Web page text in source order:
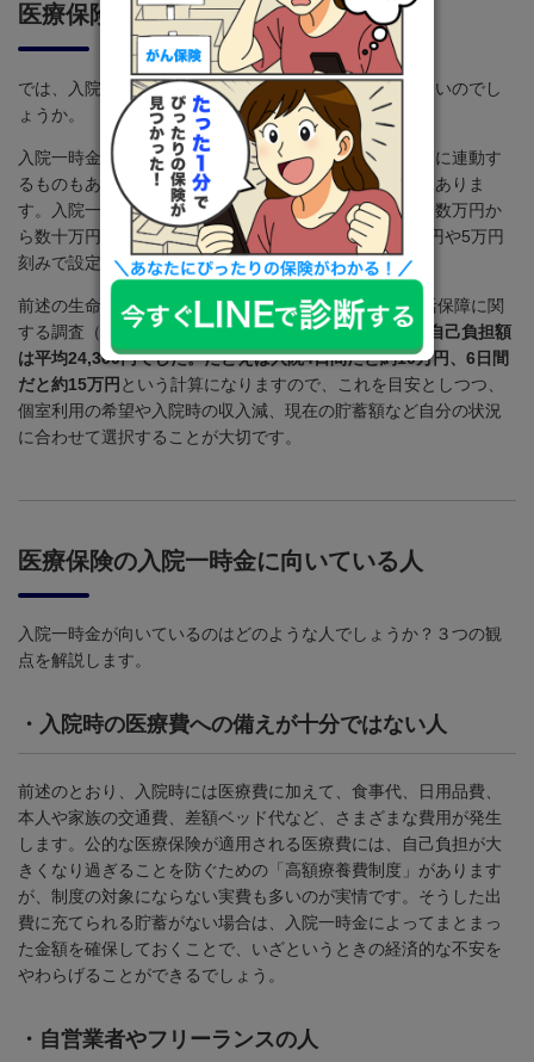
医療保険の入院一時金の目安
では、入院一時金はいくらくらいを目安に設定すればよいのでし
ょうか。
入院一時金の設定方法は商品によって異なり、入院日額に連動す
るものもあれば、一定の範囲内で金額を選べるタイプもありま
す。入院一時金の設定額は商品によって異なりますが、数万円か
ら数十万円程度の範囲で選べる商品が多くみられ、
万円や5万円
刻みで設定できます。
前述の生命保険文化センター「2025（令和7）年度 生活保障に関
する調査（速報版）」によると、入院時の1日あたりの自己負担額
は平均24,300円でした。たとえば入院4日間だと約10万円、6日間
だと約15万円という計算になりますので、これを目安としつつ、
個室利用の希望や入院時の収入減、現在の貯蓄額など自分の状況
に合わせて選択することが大切です。
医療保険の入院一時金に向いている人
入院一時金が向いているのはどのような人でしょうか？３つの観
点を解説します。
・ 入院時の医療費への備えが十分ではない人
前述のとおり、入院時には医療費に加えて、食事代、日用品費、
本人や家族の交通費、差額ベッド代など、さまざまな費用が発生
します。公的な医療保険が適用される医療費には、自己負担が大
きくなり過ぎることを防ぐための「高額療養費制度」があります
が、制度の対象にならない実費も多いのが実情です。そうした出
費に充てられる貯蓄がない場合は、入院一時金によってまとまっ
た金額を確保しておくことで、いざというときの経済的な不安を
やわらげることができるでしょう。
・ 自営業者やフリーランスの人